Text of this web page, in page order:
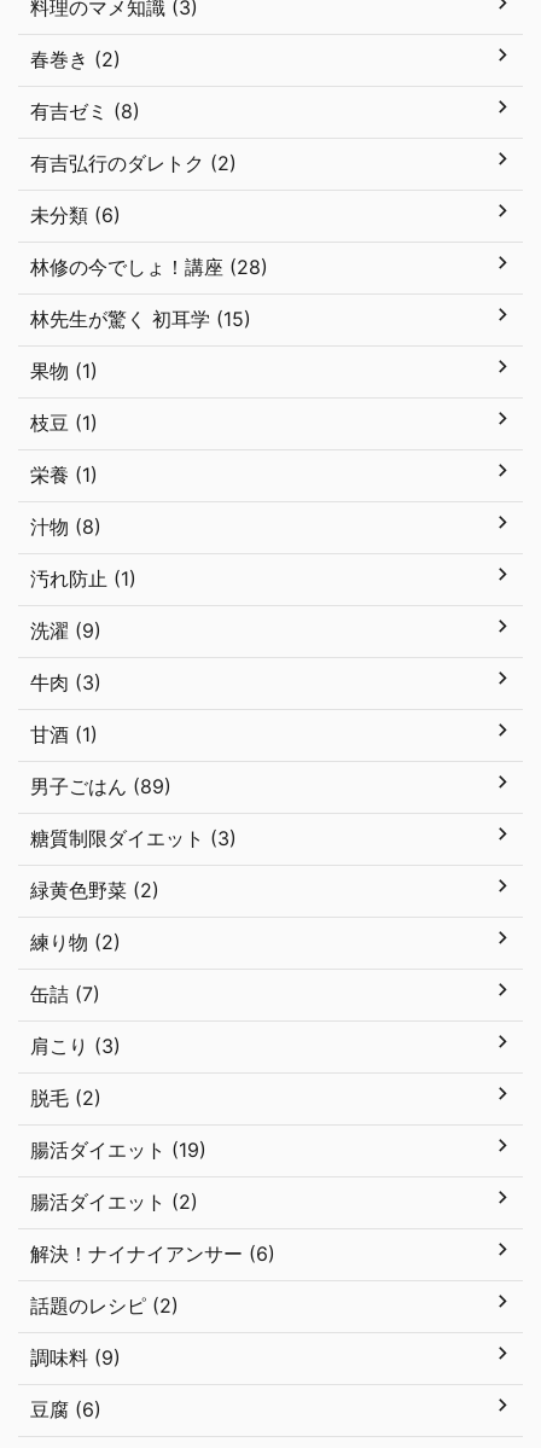
料理のマメ知識 (3)
春巻き (2)
有吉ゼミ (8)
有吉弘行のダレトク (2)
未分類 (6)
林修の今でしょ！講座 (28)
林先生が驚く 初耳学 (15)
果物 (1)
枝豆 (1)
栄養 (1)
汁物 (8)
汚れ防止 (1)
洗濯 (9)
牛肉 (3)
甘酒 (1)
男子ごはん (89)
糖質制限ダイエット (3)
緑黄色野菜 (2)
練り物 (2)
缶詰 (7)
肩こり (3)
脱毛 (2)
腸活ダイエット (19)
腸活ダイエット (2)
解決！ナイナイアンサー (6)
話題のレシピ (2)
調味料 (9)
豆腐 (6)